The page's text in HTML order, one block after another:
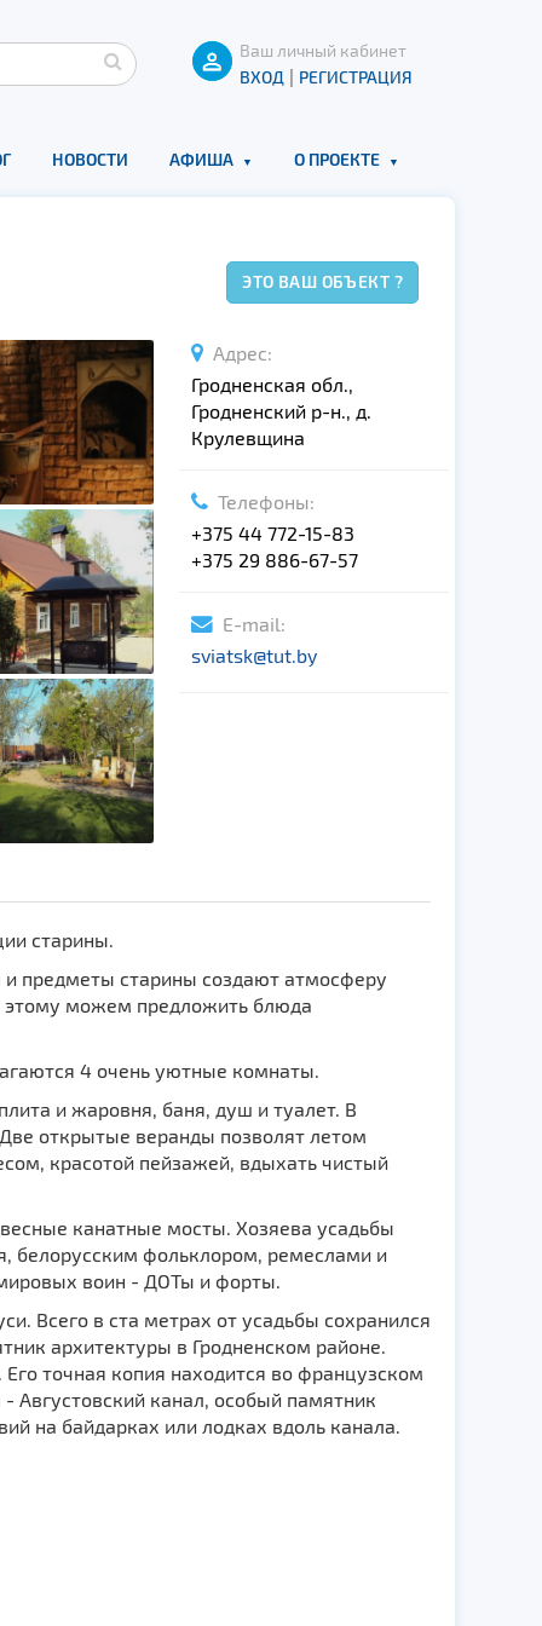
Ваш личный кабинет
ВХОД | РЕГИСТРАЦИЯ
НОВОСТИ АФИША О ПРОЕКТЕ
ЭТО ВАШ ОБЪЕКТ ?
Адрес:
Гродненская обл.,
Гродненский р-н., д.
Крулевщина
Телефоны:
+375 44 772-15-83
+375 29 886-67-57
E-mail:
sviatsk@tut.by
старины.
и предметы старины создают атмосферу
этому можем предложить блюда
4 очень уютные комнаты.
и жаровня, баня, душ и туалет. В
открытые веранды позволят летом
красотой пейзажей, вдыхать чистый
канатные мосты. Хозяева усадьбы
белорусским фольклором, ремеслами и
воин - ДОТы и форты.
Всего в ста метрах от усадьбы сохранился
архитектуры в Гродненском районе.
точная копия находится во французском
Августовский канал, особый памятник
на байдарках или лодках вдоль канала.